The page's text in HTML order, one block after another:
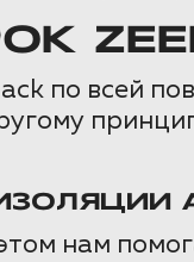
по всей
нам